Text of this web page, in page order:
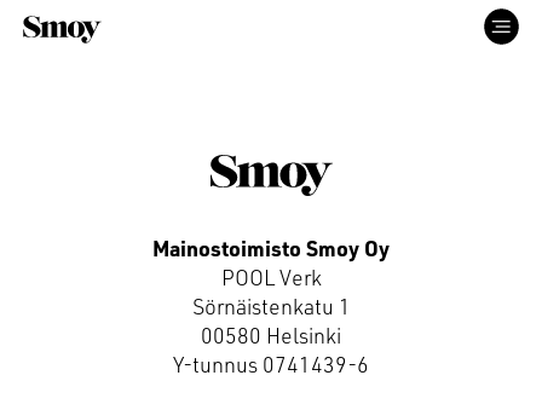
ETUSIVU
PALVELUT
Mainostoimisto Smoy Oy
POOL Verk
Sörnäistenkatu 1
00580 Helsinki
Y-tunnus 0741439-6